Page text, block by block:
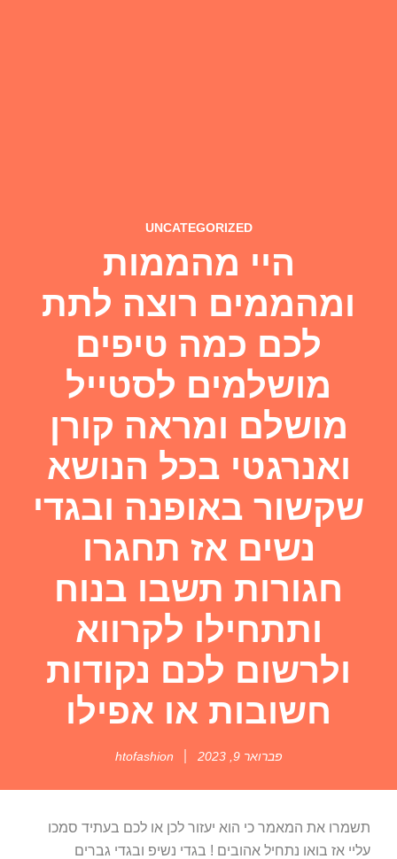
UNCATEGORIZED
היי מהממות
ומהממים רוצה לתת
לכם כמה טיפים
מושלמים לסטייל
מושלם ומראה קורן
ואנרגטי בכל הנושא
שקשור באופנה ובגדי
נשים אז תחגרו
חגורות תשבו בנוח
ותתחילו לקרווא
ולרשום לכם נקודות
חשובות או אפילו
פברואר 9, 2023 htofashion
תשמרו את המאמר כי הוא יעזור לכן או לכם בעתיד סמכו
עליי אז בואו נתחיל אהובים ! בגדי נשיפ ובגדי גברים